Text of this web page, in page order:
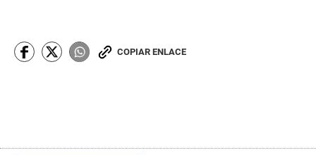
COPIAR ENLACE